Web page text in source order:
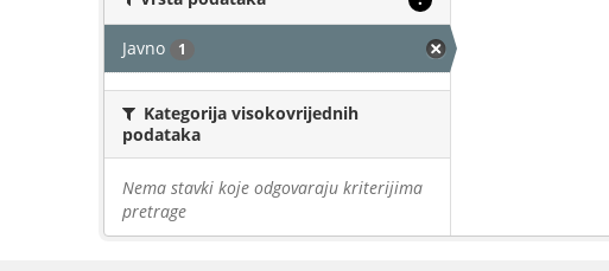
Javno 1
Kategorija visokovrijednih
podataka
Nema stavki koje odgovaraju kriterijima
pretrage